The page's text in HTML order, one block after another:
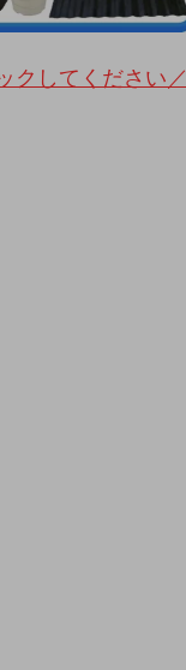
クしてください／